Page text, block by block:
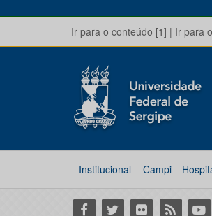
Ir para o conteúdo [1] | Ir para
Institucional Campi
Facebook
Twitter Flickr RSS